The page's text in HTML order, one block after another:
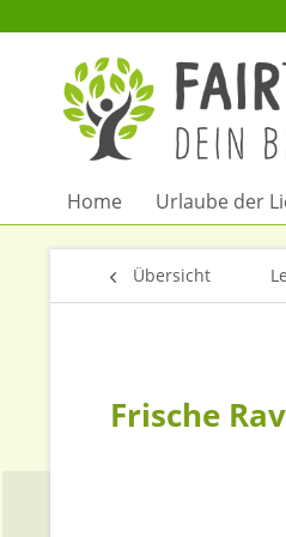
Home Urlaube der
Übersicht
Frische